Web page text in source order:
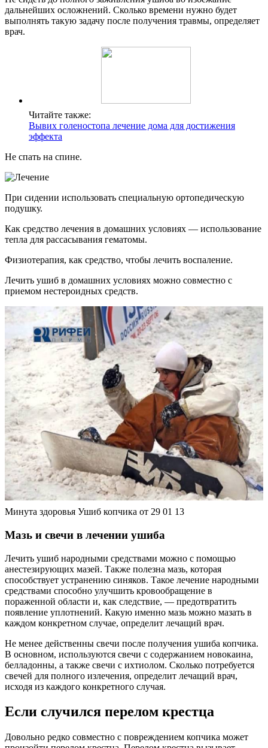
дальнейших осложнений. Сколько времени нужно будет
выполнять такую задачу после получения травмы, определяет
врач.
Читайте также:
Вывих голеностопа лечение дома для достижения
эффекта
Не спать на спине.
При сидении использовать специальную ортопедическую
подушку.
Как средство лечения в домашних условиях — использование
тепла для рассасывания гематомы.
Физиотерапия, как средство, чтобы лечить воспаление.
Лечить ушиб в домашних условиях можно совместно с
приемом нестероидных средств.
Минута здоровья Ушиб копчика от 29 01 13
Мазь и свечи в лечении ушиба
Лечить ушиб народными средствами можно с помощью
анестезирующих мазей. Также полезна мазь, которая
способствует устранению синяков. Такое лечение народными
средствами способно улучшить кровообращение в
пораженной области и, как следствие, — предотвратить
появление уплотнений. Какую именно мазь можно мазать в
каждом конкретном случае, определит лечащий врач.
Не менее действенны свечи после получения ушиба копчика.
В основном, используются свечи с содержанием новокаина,
белладонны, а также свечи с ихтиолом. Сколько потребуется
свечей для полного излечения, определит лечащий врач,
исходя из каждого конкретного случая.
Если случился перелом крестца
Довольно редко совместно с повреждением копчика может